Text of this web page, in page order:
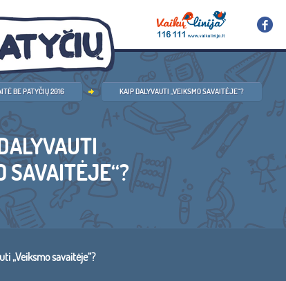
BE PATYČIŲ 2016 KAIP DALYVAUTI „VEIKSMO SAVAITĖJE“?
SAVAITĖJE“?
„Veiksmo savaitėje“?